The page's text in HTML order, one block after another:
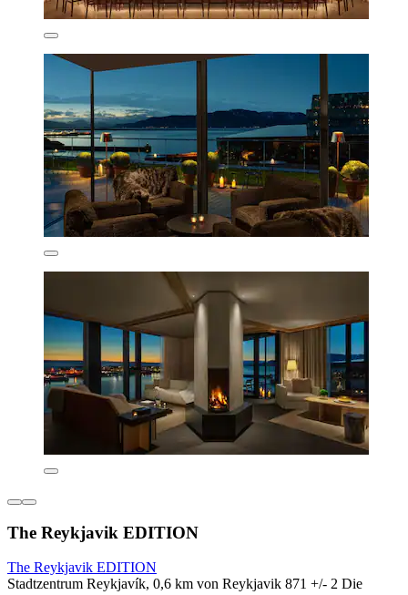
The Reykjavik EDITION
The Reykjavik EDITION
Stadtzentrum Reykjavík, 0,6 km von Reykjavik 871 +/- 2 Die